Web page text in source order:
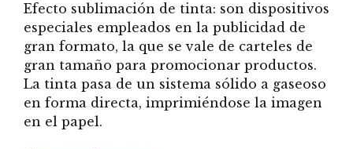
Efecto sublimación de tinta: son dispositivos
especiales empleados en la publicidad de
gran formato, la que se vale de carteles de
gran tamaño para promocionar productos.
La tinta pasa de un sistema sólido a gaseoso
en forma directa, imprimiéndose la imagen
en el papel.